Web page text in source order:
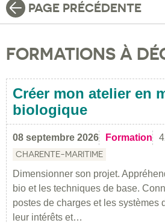
PAGE PRÉCÉDENTE
FORMATIONS À
Créer mon atelier en
biologique
08 septembre 2026 Formation
CHARENTE-MARITIME
Dimensionner son projet.
bio et les techniques de base.
postes de charges et les systèmes
leur intérêts et…